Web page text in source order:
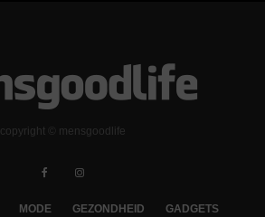
copyright © mensgoodlife
MODE GEZONDHEID GADGETS